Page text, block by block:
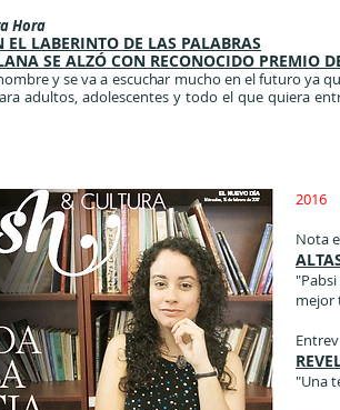
Hora
EL LABERINTO DE LAS PALABRAS
SE ALZÓ CON RECONOCIDO PREMIO
y se va a escuchar mucho en el futuro ya
adultos, adolescentes y todo el que quiera
2016
Nota
mejor
"Una